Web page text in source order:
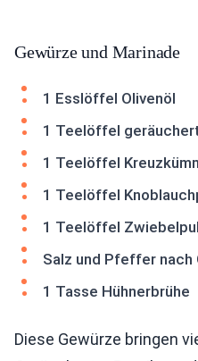
Gewürze und Marinade
1 Esslöffel Olivenöl
1 Teelöffel
1 Teelöffel
1 Teelöffel
1 Teelöffel
Salz und Pfeffer nach
1 Tasse Hühnerbrühe
Diese Gewürze bringen